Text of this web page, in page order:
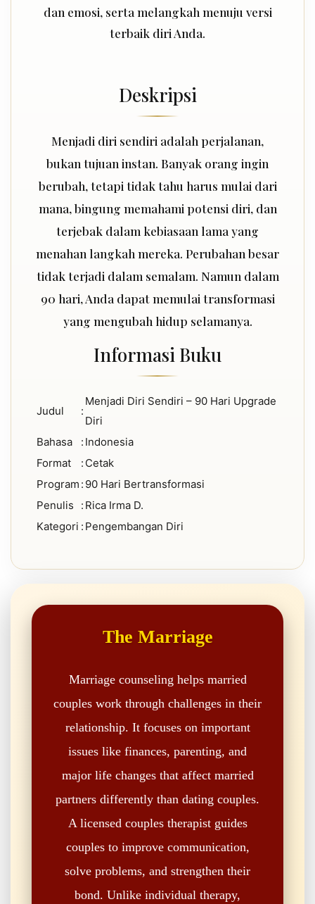
dan emosi, serta melangkah menuju versi
terbaik diri Anda.
Deskripsi
Menjadi diri sendiri adalah perjalanan,
bukan tujuan instan. Banyak orang ingin
berubah, tetapi tidak tahu harus mulai dari
mana, bingung memahami potensi diri, dan
terjebak dalam kebiasaan lama yang
menahan langkah mereka. Perubahan besar
tidak terjadi dalam semalam. Namun dalam
90 hari, Anda dapat memulai transformasi
yang mengubah hidup selamanya.
Informasi Buku
Judul :
Menjadi Diri Sendiri – 90 Hari Upgrade
Diri
Bahasa
: Indonesia
Format
: Cetak
Program : 90 Hari Bertransformasi
Penulis
: Rica Irma D.
Kategori : Pengembangan Diri
The Marriage
Marriage counseling helps married
couples work through challenges in their
relationship. It focuses on important
issues like finances, parenting, and
major life changes that affect married
partners differently than dating couples.
A licensed couples therapist guides
couples to improve communication,
solve problems, and strengthen their
bond. Unlike individual therapy,